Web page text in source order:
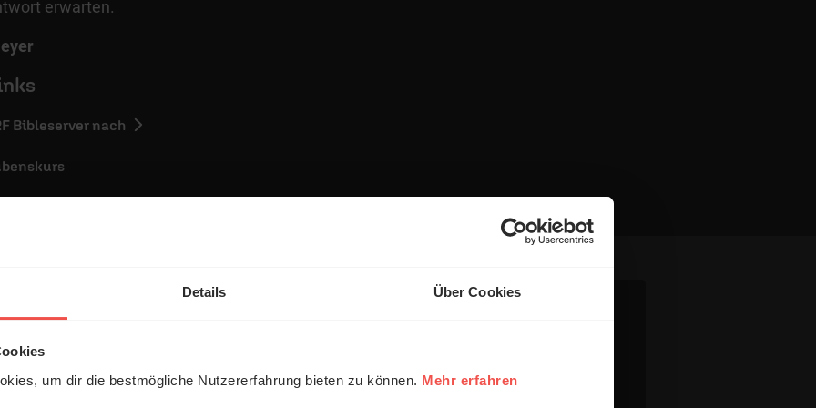
Details Über Cookies
um dir die bestmögliche Nutzererfahrung bieten zu können. Mehr erfahren
erwarten.
Bibleserver nach